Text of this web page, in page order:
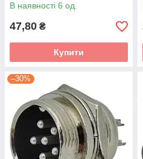
В наявності 6 од.
47,80 ₴
Купити
–30%